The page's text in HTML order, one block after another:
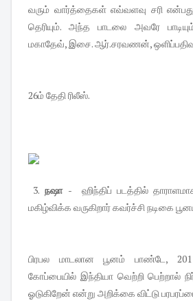
வரும் வார்த்தைகள் எவ்வளவு சரி
தெரியும். அந்த பாடலை அவரே
மகாதேவ், இசை. ஆர்.சரவணன்,
26ம் தேதி ரிலீஸ்.
3. நஷா - ஹிந்திப் படத்தில்
மகிழ்விக்க வருகிறார் கவர்ச்சி நடிகை
பிரபல மாடலான பூனம் பாண்டே,
கோப்பையில் இந்தியா வெற்றி பெற்றால்
ஓடுகிறேன் என்று அறிக்கை விட்டு